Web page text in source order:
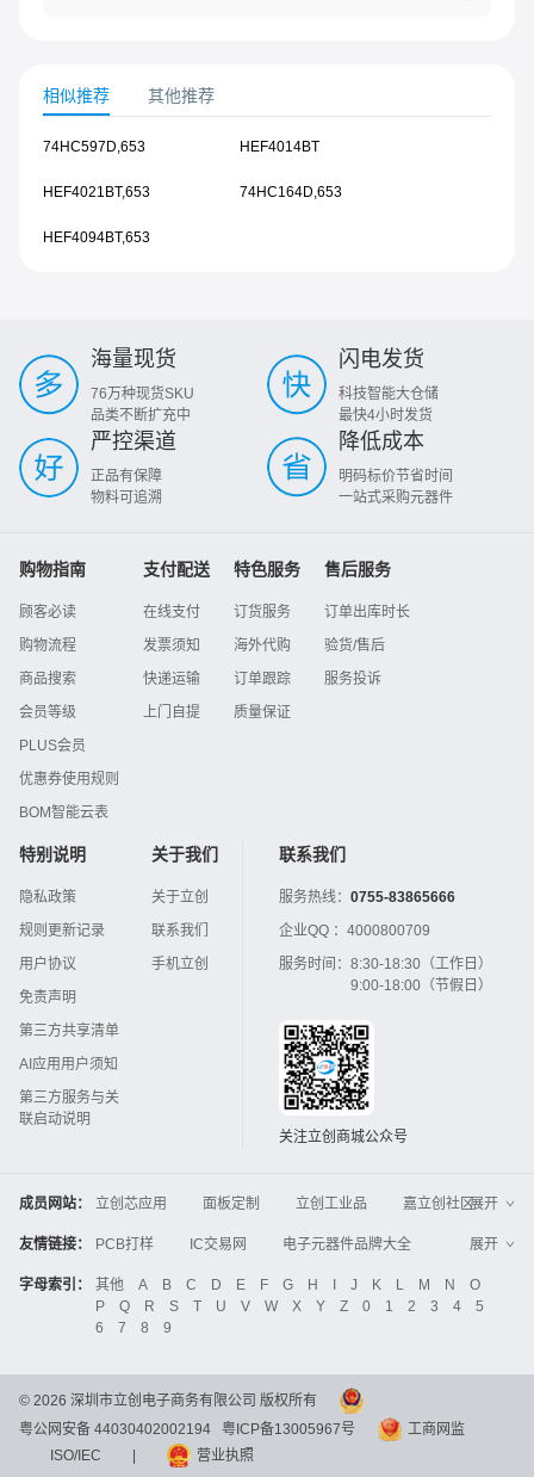
相似推荐 其他推荐
74HC597D,653 HEF4014BT
HEF4021BT,653 74HC164D,653
HEF4094BT,653
海量现货
76万种现货SKU
品类不断扩充中
闪电发货
科技智能大仓储
最快4小时发货
严控渠道
正品有保障
物料可追溯
降低成本
明码标价节省时间
一站式采购元器件
购物指南
顾客必读
购物流程
商品搜索
会员等级
PLUS会员
优惠券使用规则
BOM智能云表
支付配送
在线支付
发票须知
快递运输
上门自提
特色服务
订货服务
海外代购
订单跟踪
质量保证
售后服务
订单出库时长
验货/售后
服务投诉
特别说明
隐私政策
规则更新记录
用户协议
免责声明
第三方共享清单
AI应用用户须知
第三方服务与关
联启动说明
关于我们
关于立创
联系我们
手机立创
联系我们
服务热线： 0755-83865666
企业QQ ： 4000800709
服务时间： 8:30-18:30（工作日）
9:00-18:00（节假日）
关注立创商城公众号
成员网站： 立创芯应用 面板定制 立创工业品
嘉立创社区
3D打印
嘉立创FPC 嘉立创PCB
嘉立创FA
Global Website LCSC
ZXHPCB
展开
友情链接： PCB打样 IC交易网
电子元器件品牌大全
中国IC网
智能电网 机电设备
电子工程网
晶振
电子技术应用 21icsearch
电子展
工业品采购
IC电子网 锂电池
集成灶
中国机床商务网
DFRobot开源硬件商城
分析测试百科网
开步睿思 串联谐振
展开
字母索引： 其他 A B C D E F G H J K L M N
O
P
Q R S T U V W X Y Z 0 1 2 3 4
5
6
7 8 9
© 2026 深圳市立创电子商务有限公司 版权所有
粤公网安备 44030402002194
粤ICP备13005967号
工商网监
ISO/IEC
营业执照